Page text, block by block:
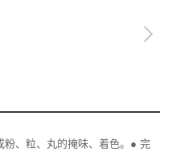
、粒、丸的掩味、着色。● 完